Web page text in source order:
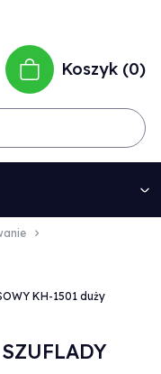
Koszyk 0
KH-1501 duży